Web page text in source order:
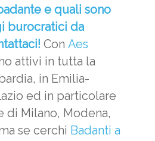
e quali sono
burocratici da
! Con Aes
attivi in tutta la
in Emilia-
ed in particolare
di Milano, Modena,
se cerchi Badanti a